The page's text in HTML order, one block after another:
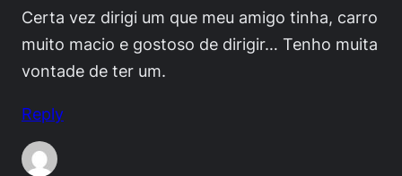
Certa vez dirigi um que meu amigo tinha, carro
muito macio e gostoso de dirigir… Tenho muita
vontade de ter um.
Reply